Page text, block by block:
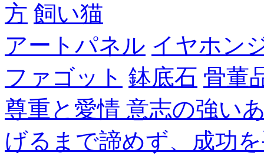
方 飼い猫
アートパネル イヤホン
ファゴット 鉢底石 骨董
尊重と愛情 意志の強い
げるまで諦めず、成功